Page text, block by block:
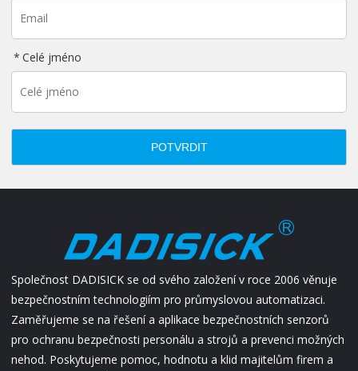
Celé jméno
POTVRDIT
Společnost DADISICK se od svého založení v roce 2006 věnuje
bezpečnostním technologiím pro průmyslovou automatizaci.
Zaměřujeme se na řešení a aplikace bezpečnostních senzorů
pro ochranu bezpečnosti personálu a strojů a prevenci možných
nehod. Poskytujeme pomoc, hodnotu a klid majitelům firem a